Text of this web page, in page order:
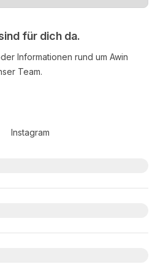
für dich da.
Informationen rund um Awin
Team.
Instagram